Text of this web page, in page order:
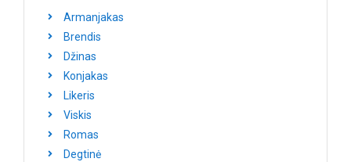
Armanjakas
Brendis
Džinas
Konjakas
Likeris
Viskis
Romas
Degtinė